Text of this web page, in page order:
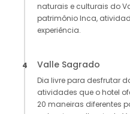
naturais e culturais do
patrimônio Inca,
experiência.
4 Valle Sagrado
Dia livre para desfrutar
atividades que o hotel
20 maneiras diferentes